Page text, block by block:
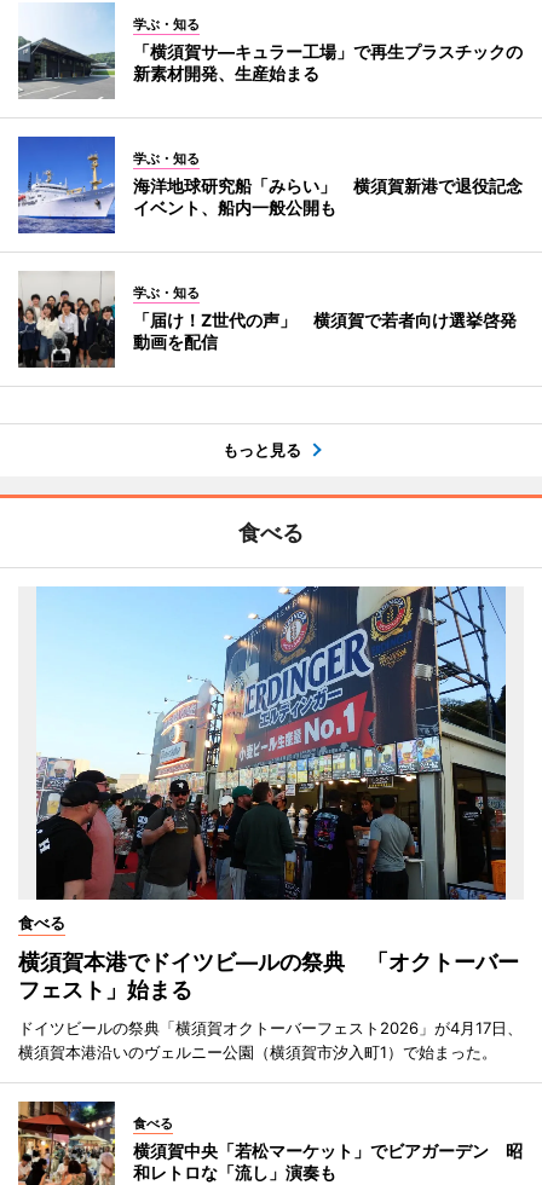
学ぶ・知る
「横須賀サ―キュラー工場」で再生プラスチックの
新素材開発、生産始まる
学ぶ・知る
海洋地球研究船「みらい」 横須賀新港で退役記念
イベント、船内一般公開も
学ぶ・知る
「届け！Z世代の声」 横須賀で若者向け選挙啓発
動画を配信
もっと見る
食べる
食べる
横須賀本港でドイツビ―ルの祭典 「オクトーバー
フェスト」始まる
ドイツビールの祭典「横須賀オクトーバーフェスト2026」が4月17日、
横須賀本港沿いのヴェルニー公園（横須賀市汐入町1）で始まった。
食べる
横須賀中央「若松マーケット」でビアガーデン 昭
和レトロな「流し」演奏も